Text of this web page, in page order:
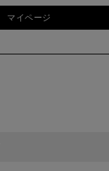
マイページ